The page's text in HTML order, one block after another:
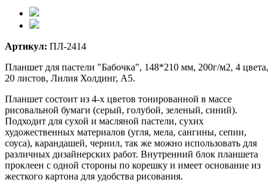
Артикул: ПЛ-2414
Планшет для пастели "Бабочка", 148*210 мм, 200г/м2, 4 цвета,
20 листов, Лилия Холдинг, А5.
Планшет состоит из 4-х цветов тонированной в массе
рисовальной бумаги (серый, голубой, зеленый, синий).
Подходит для сухой и масляной пастели, сухих
художественных материалов (угля, мела, сангины, сепии,
соуса), карандашей, чернил, так же можно использовать для
различных дизайнерских работ. Внутренний блок планшета
проклеен с одной стороны по корешку и имеет основание из
жесткого картона для удобства рисования.